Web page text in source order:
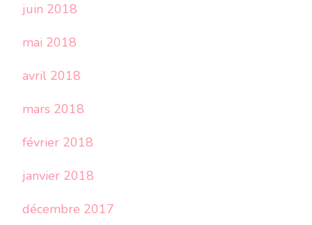
juin 2018
mai 2018
avril 2018
mars 2018
février 2018
janvier 2018
décembre 2017